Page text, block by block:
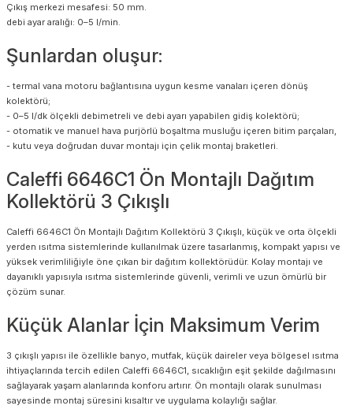
Çıkış merkezi mesafesi: 50 mm.
debi ayar aralığı: 0–5 l/min.
Şunlardan oluşur:
- termal vana motoru bağlantısına uygun kesme vanaları içeren dönüş
kolektörü;
- 0–5 l/dk ölçekli debimetreli ve debi ayarı yapabilen gidiş kolektörü;
- otomatik ve manuel hava purjörlü boşaltma musluğu içeren bitim parçaları,
- kutu veya doğrudan duvar montajı için çelik montaj braketleri.
Caleffi 6646C1 Ön Montajlı Dağıtım
Kollektörü 3 Çıkışlı
Caleffi 6646C1 Ön Montajlı Dağıtım Kollektörü 3 Çıkışlı, küçük ve orta ölçekli
yerden ısıtma sistemlerinde kullanılmak üzere tasarlanmış, kompakt yapısı ve
yüksek verimliliğiyle öne çıkan bir dağıtım kollektörüdür. Kolay montajı ve
dayanıklı yapısıyla ısıtma sistemlerinde güvenli, verimli ve uzun ömürlü bir
çözüm sunar.
Küçük Alanlar İçin Maksimum Verim
3 çıkışlı yapısı ile özellikle banyo, mutfak, küçük daireler veya bölgesel ısıtma
ihtiyaçlarında tercih edilen Caleffi 6646C1, sıcaklığın eşit şekilde dağılmasını
sağlayarak yaşam alanlarında konforu artırır. Ön montajlı olarak sunulması
sayesinde montaj süresini kısaltır ve uygulama kolaylığı sağlar.